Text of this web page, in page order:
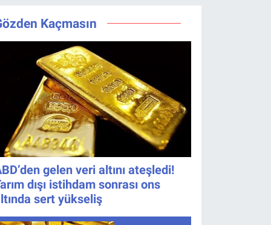
Kaçmasın
gelen veri altını ateşledi!
dışı istihdam sonrası ons
sert yükseliş